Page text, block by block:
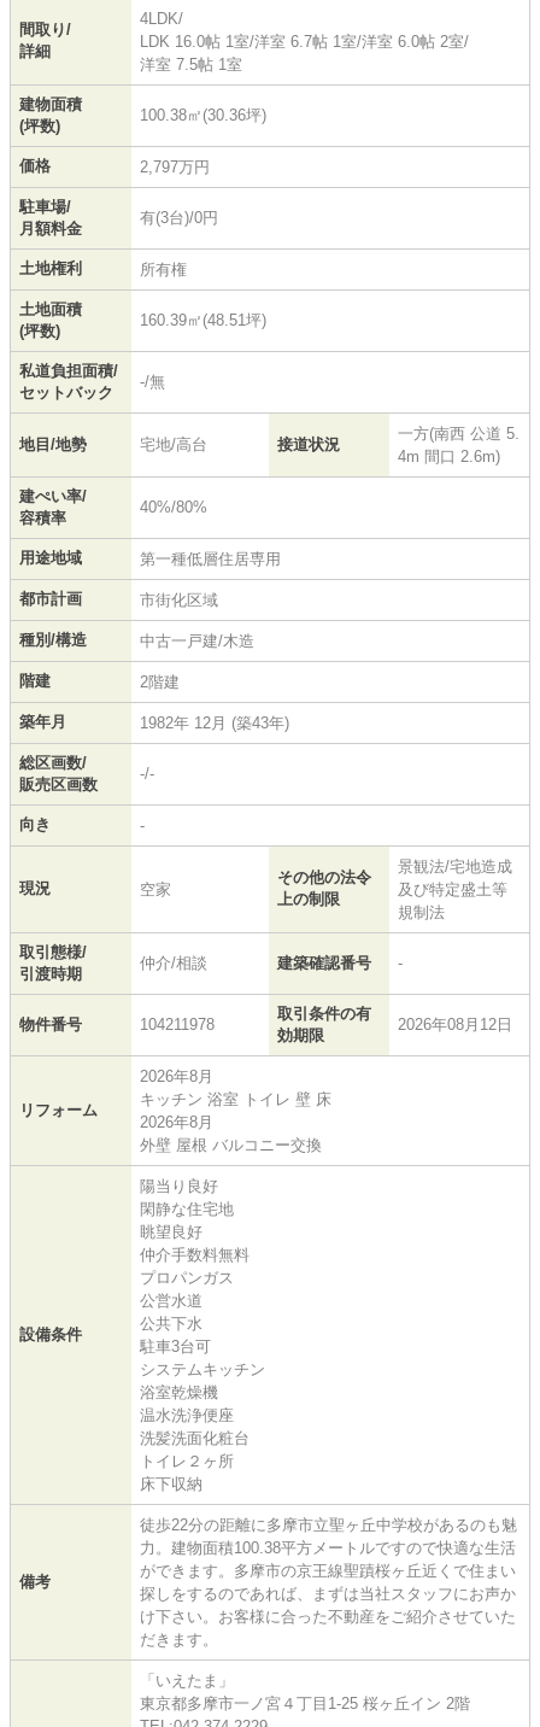
間取り/
詳細
4LDK/
LDK 16.0帖 1室/洋室 6.7帖 1室/洋室 6.0帖 2室/
洋室 7.5帖 1室
建物面積
(坪数)
100.38㎡(30.36坪)
価格 2,797万円
駐車場/
月額料金
有(3台)/0円
土地権利 所有権
土地面積
(坪数)
160.39㎡(48.51坪)
私道負担面積/
セットバック
-/無
地目/地勢 宅地/高台 接道状況
一方(南西 公道 5.
4m 間口 2.6m)
建ぺい率/
容積率
40%/80%
用途地域 第一種低層住居専用
都市計画 市街化区域
種別/構造 中古一戸建/木造
階建 2階建
築年月 1982年 12月 (築43年)
総区画数/
販売区画数
-/-
向き -
現況 空家
その他の法令
上の制限
景観法/宅地造成
及び特定盛土等
規制法
取引態様/
引渡時期
仲介/相談 建築確認番号 -
物件番号 104211978
取引条件の有
効期限
2026年08月12日
リフォーム
2026年8月
キッチン 浴室 トイレ 壁 床
2026年8月
外壁 屋根 バルコニー交換
設備条件
陽当り良好
閑静な住宅地
眺望良好
仲介手数料無料
プロパンガス
公営水道
公共下水
駐車3台可
システムキッチン
浴室乾燥機
温水洗浄便座
洗髪洗面化粧台
トイレ２ヶ所
床下収納
備考
徒歩22分の距離に多摩市立聖ヶ丘中学校があるのも魅
力。建物面積100.38平方メートルですので快適な生活
ができます。多摩市の京王線聖蹟桜ヶ丘近くで住まい
探しをするのであれば、まずは当社スタッフにお声か
け下さい。お客様に合った不動産をご紹介させていた
だきます。
「いえたま」
東京都多摩市一ノ宮４丁目1-25 桜ヶ丘イン 2階